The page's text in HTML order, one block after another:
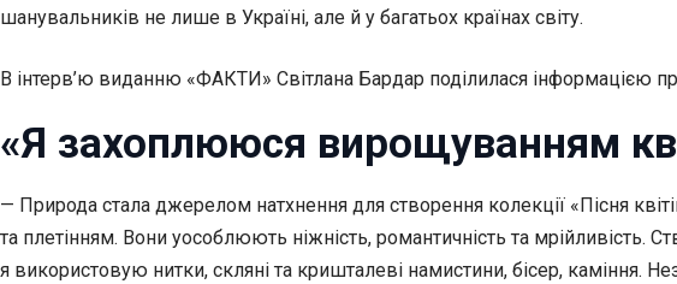
шанувальників не лише в Україні, але й у багатьох країнах світу.
В інтерв’ю виданню «ФАКТИ» Світлана Бардар поділилася інформацією
«Я захоплююся вирощуванням
— Природа стала джерелом натхнення для створення колекції «Пісня
та плетінням. Вони уособлюють ніжність, романтичність та мрійливість.
я використовую нитки, скляні та кришталеві намистини, бісер,